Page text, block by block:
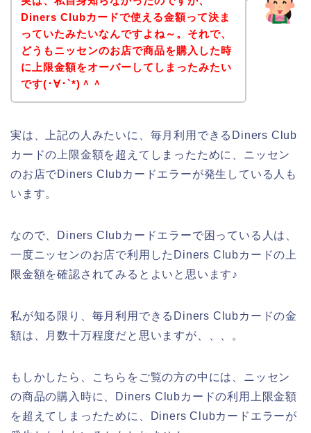
Diners Clubカードで使える金額って決ま
っていたみたいなんですよね～。それで、
どうもニッセンのお店で商品を購入した時
に上限金額をオーバーしてしまったみたい
です(･∀･`*)＾＾
実は、上記の人みたいに、毎月利用できるDiners Club
カードの上限金額を超えてしまったために、ニッセン
のお店でDiners Clubカードエラーが発生している人も
います。
なので、Diners Clubカードエラーで困っている人は、
一度ニッセンのお店で利用したDiners Clubカードの上
限金額を確認されてみるとよいと思います♪
私が知る限り、毎月利用できるDiners Clubカードの金
額は、月数十万程度だと思いますが、、、。
もしかしたら、こちらをご覧の方の中には、ニッセン
の商品の購入時に、Diners Clubカードの利用上限金額
を超えてしまったために、Diners Clubカードエラーが